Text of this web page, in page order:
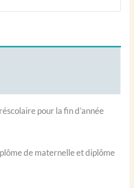
pour la fin d’année
de maternelle et diplôme